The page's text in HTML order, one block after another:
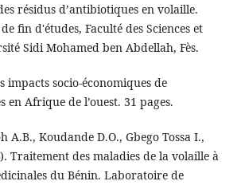
résidus d’antibiotiques en volaille.
fin d'études, Faculté des Sciences et
Sidi Mohamed ben Abdellah, Fès.
impacts socio-économiques de
en Afrique de l’ouest. 31 pages.
A.B., Koudande D.O., Gbego Tossa I.,
Traitement des maladies de la volaille à
du Bénin. Laboratoire de